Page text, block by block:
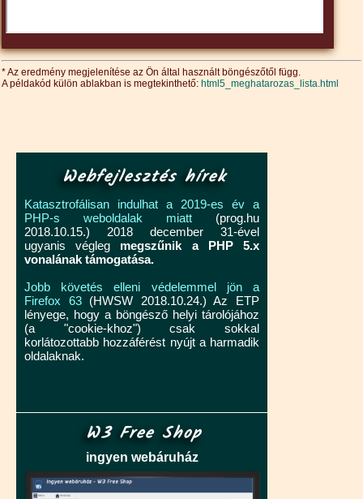
* Az eredmény megjelenítése az Ön által használt böngészőtől függ.
A példakód külön ablakban is megtekinthető: html5_meghatarozas_lista.html
Webfejlesztés hírek
Katasztrofálisan indulhat a 2019-es év a
PHP-s weboldalak miatt (prog.hu
2018.10.15.) 2018 december 31-ével
ugyanis végleg megszűnik a PHP 5.x
vonalának támogatása.
Jobb követés elleni védelemmel jön a
Firefox 63(HWSW 2018.10.24.) Az ETP
lényege, hogy a böngésző helyi tárolójához
(a "cookie-khoz") csak sokkal
korlátozottabb hozzáférést nyújt a harmadik
oldalaknak.
W3 Free Shop
ingyen webáruház